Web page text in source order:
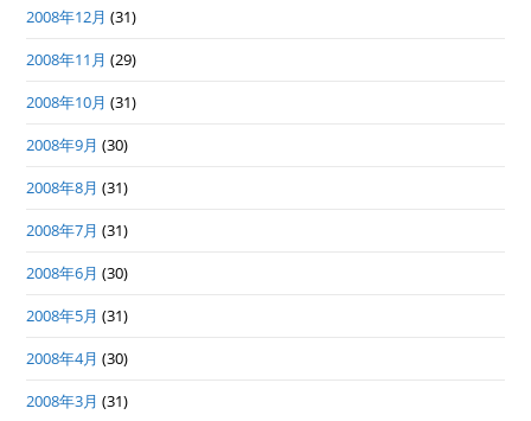
2008年12月 (31)
2008年11月 (29)
2008年10月 (31)
2008年9月 (30)
2008年8月 (31)
2008年7月 (31)
2008年6月 (30)
2008年5月 (31)
2008年4月 (30)
2008年3月 (31)